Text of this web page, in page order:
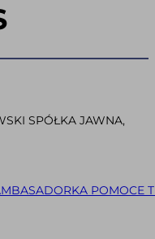
SPÓŁKA JAWNA,
POMOCE